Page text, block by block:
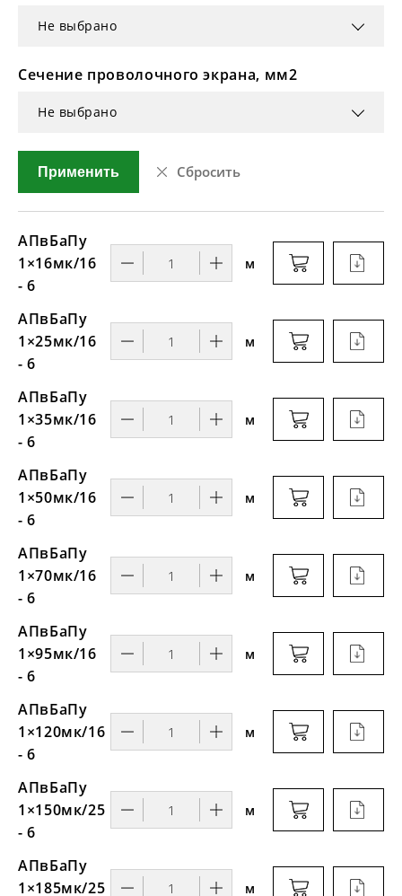
Не выбрано
Сечение проволочного экрана, мм2
Не выбрано
Применить Сбросить
АПвБаПу
1×16мк/16
- 6
м
АПвБаПу
1×25мк/16
- 6
м
АПвБаПу
1×35мк/16
- 6
м
АПвБаПу
1×50мк/16
- 6
м
АПвБаПу
1×70мк/16
- 6
м
АПвБаПу
1×95мк/16
- 6
м
АПвБаПу
1×120мк/16
- 6
м
АПвБаПу
1×150мк/25
- 6
м
АПвБаПу
1×185мк/25
м